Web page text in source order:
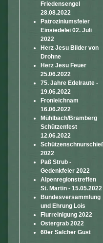
Friedensengel
28.08.2022
Patroziniumsfeier
Einsiedelei 02. Juli
2022
Herz Jesu Bilder von
Drohne
Herz Jesu Feuer
25.06.2022
75. Jahre Edelraute -
19.06.2022
Fronleichnam
16.06.2022
Mühlbach/Bramberg
Schützenfest
12.06.2022
2022
Paß Strub -
Gedenkfeier 2022
Alpenregionstreffen
St. Martin - 15.05.2022
Bundesversammlung
und Ehrung Lois
Flurreinigung 2022
Ostergrab 2022
60er Salcher Gust